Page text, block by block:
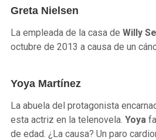
Greta Nielsen
La empleada de la casa de Willy
octubre de 2013 a causa de un
Yoya Martínez
La abuela del protagonista
esta actriz en la telenovela. Yoya
de edad. ¿La causa? Un paro